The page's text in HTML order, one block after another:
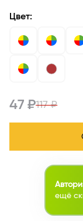
Цвет:
47 ₽117 ₽
ещё